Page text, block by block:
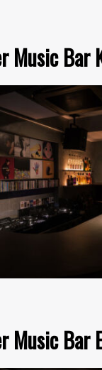
Music Bar
Music Bar